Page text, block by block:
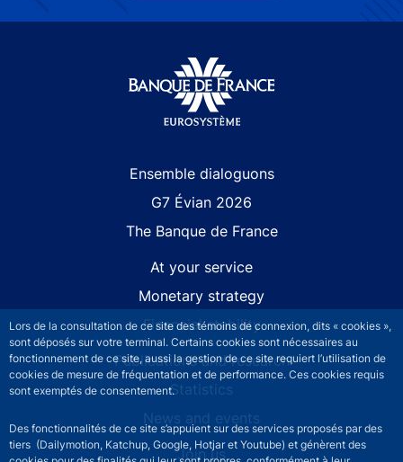
Lors de la consultation de ce site des témoins de connexion, dits « cookies »,
sont déposés sur votre terminal. Certains cookies sont nécessaires au
fonctionnement de ce site, aussi la gestion de ce site requiert l’utilisation de
cookies de mesure de fréquentation et de performance. Ces cookies requis
sont exemptés de consentement.
Des fonctionnalités de ce site s’appuient sur des services proposés par des
tiers (Dailymotion, Katchup, Google, Hotjar et Youtube) et génèrent des
Ensemble dialoguons
G7 Évian 2026
The Banque de France
At your service
Monetary strategy
Financial stability
Publications and research
Statistics
News and events
Join us